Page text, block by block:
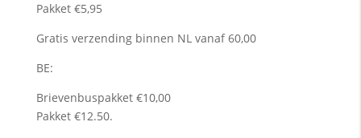
Pakket €5,95
Gratis verzending binnen NL vanaf 60,00
BE:
Brievenbuspakket €10,00
Pakket €12.50.